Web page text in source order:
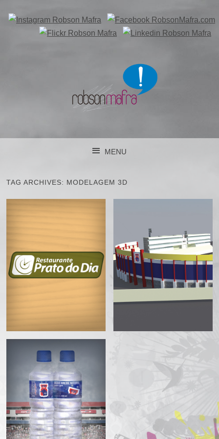
ROBSON MAFRA
COMUNICAÇÃO E
MARKETING
DESENVOLVIMENTO DE PROJETOS DE COMUNICAÇÃO
MENU
TAG ARCHIVES: MODELAGEM 3D